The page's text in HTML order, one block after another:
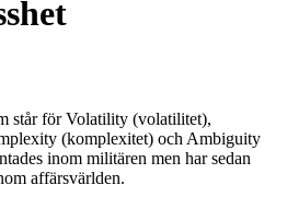
står för Volatility (volatilitet),
(komplexitet) och Ambiguity
inom militären men har sedan
affärsvärlden.